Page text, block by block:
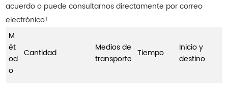
acuerdo o puede consultarnos directamente por correo
electrónico!
M
ét
od
o
Cantidad
Medios de
transporte
Tiempo
Inicio y
destino